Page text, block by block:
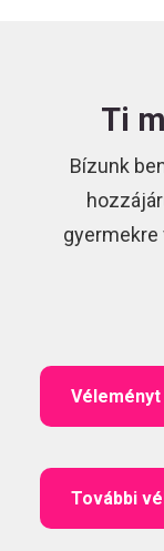
Ti
Bízunk
gyermekre
További